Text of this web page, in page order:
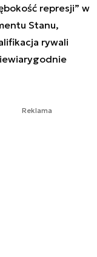
represji” w
Stanu,
rywali
Reklama